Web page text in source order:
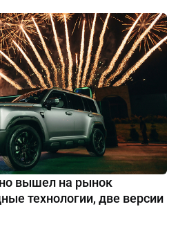
вышел на рынок
технологии, две версии